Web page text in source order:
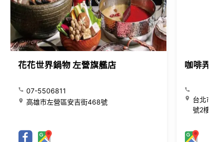
花花世界鍋物 左營旗艦店
07-5506811
高雄市左營區安吉街468號
咖啡弄
台北市
號2樓